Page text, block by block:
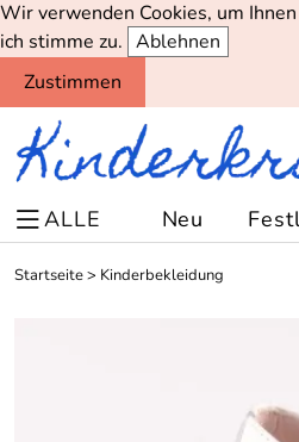
Wir verwenden Cookies, um
ich stimme zu. Ablehnen
Zustimmen
ALLE Neu
Startseite> Kinderbekleidung